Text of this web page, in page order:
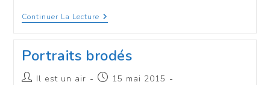
Continuer La Lecture
Portraits brodés
Il est un air
15 mai 2015